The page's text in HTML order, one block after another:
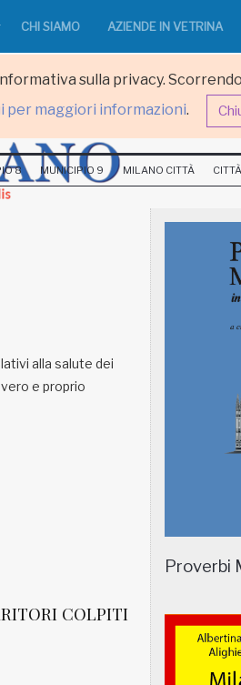
sulla privacy.
per maggiori informazioni.
CHI SIAMO AZIENDE IN VETRINA
8 MUNICIPIO 9 MILANO CITTÀ
alla salute dei
e proprio
COLPITI
Proverbi